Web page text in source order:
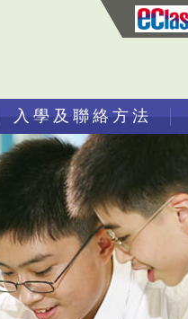
入學及聯絡方法